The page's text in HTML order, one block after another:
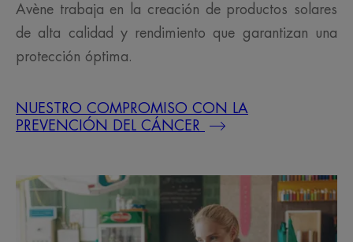
Avène trabaja en la creación de productos solares
de alta calidad y rendimiento que garantizan una
protección óptima.
NUESTRO COMPROMISO CON LA
PREVENCIÓN DEL CÁNCER